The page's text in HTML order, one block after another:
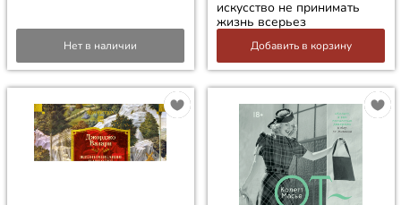
Нет в наличии
искусство не принимать
жизнь всерьез
Добавить в корзину